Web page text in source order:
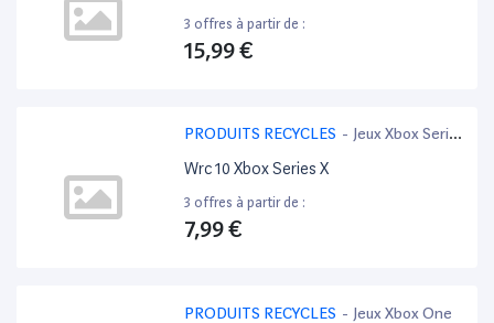
3 offres à partir de :
15,99 €
PRODUITS RECYCLES - Jeux Xbox Serie
X
Wrc 10 Xbox Series X
3 offres à partir de :
7,99 €
PRODUITS RECYCLES - Jeux Xbox One